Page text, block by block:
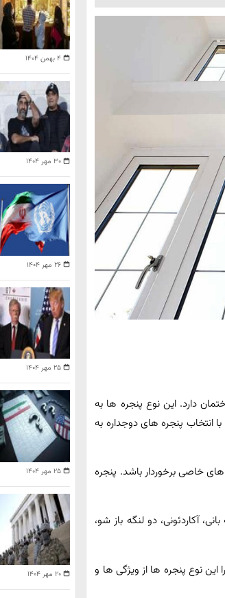
دارد. این نوع پنجره ها به
انتخاب پنجره های دوجداره به
خاصی برخوردار باشد. پنجره
آکاردئونی، دو لنگه باز شو،
این نوع پنجره ها از ویژگی ها و
۴ بهمن ۱۴۰۴
۳۰ مهر ۱۴۰۴
۲۶ مهر ۱۴۰۴
۲۵ مهر ۱۴۰۴
۲۵ مهر ۱۴۰۴
۲۰ مهر ۱۴۰۴